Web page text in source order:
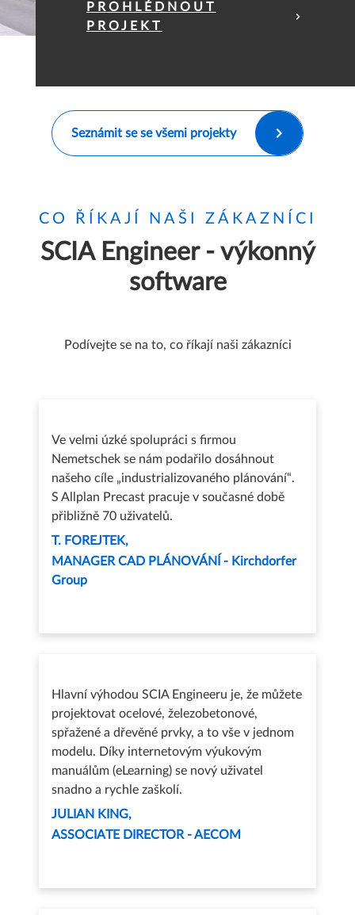
PROHLÉDNOUT
PROJEKT
Seznámit se se všemi projekty
CO ŘÍKAJÍ NAŠI ZÁKAZNÍCI
SCIA Engineer - výkonný
software
Podívejte se na to, co říkají naši zákazníci
Ve velmi úzké spolupráci s firmou
Nemetschek se nám podařilo dosáhnout
našeho cíle „industrializovaného plánování“.
S Allplan Precast pracuje v současné době
přibližně 70 uživatelů.
T. FOREJTEK
MANAGER CAD PLÁNOVÁNÍ - Kirchdorfer
Group
Hlavní výhodou SCIA Engineeru je, že můžete
projektovat ocelové, železobetonové,
spřažené a dřevěné prvky, a to vše v jednom
modelu. Díky internetovým výukovým
manuálům (eLearning) se nový uživatel
snadno a rychle zaškolí.
JULIAN KING
ASSOCIATE DIRECTOR - AECOM